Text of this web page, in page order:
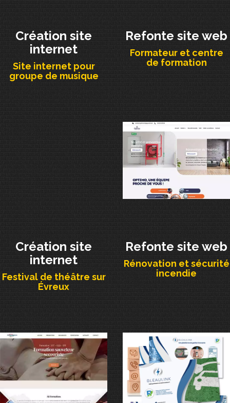
Création site
internet
Site internet pour
groupe de musique
Refonte site web
Formateur et centre
de formation
Création site
internet
Festival de théâtre sur
Évreux
Refonte site web
Rénovation et sécurité
incendie